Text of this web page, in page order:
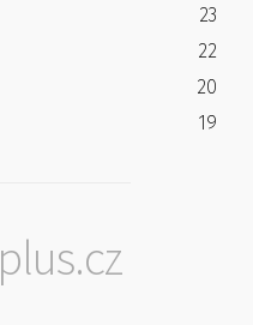
23
22
20
19
plus.cz